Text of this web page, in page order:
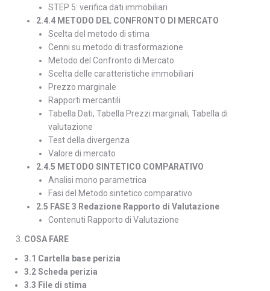
STEP 5: verifica dati immobiliari
2.4.4 METODO DEL CONFRONTO DI MERCATO
Scelta del metodo di stima
Cenni su metodo di trasformazione
Metodo del Confronto di Mercato
Scelta delle caratteristiche immobiliari
Prezzo marginale
Rapporti mercantili
Tabella Dati, Tabella Prezzi marginali, Tabella di
valutazione
Test della divergenza
Valore di mercato
2.4.5 METODO SINTETICO COMPARATIVO
Analisi mono parametrica
Fasi del Metodo sintetico comparativo
2.5 FASE 3 Redazione Rapporto di Valutazione
Contenuti Rapporto di Valutazione
COSA FARE
3.1 Cartella base perizia
3.2 Scheda perizia
3.3 File di stima